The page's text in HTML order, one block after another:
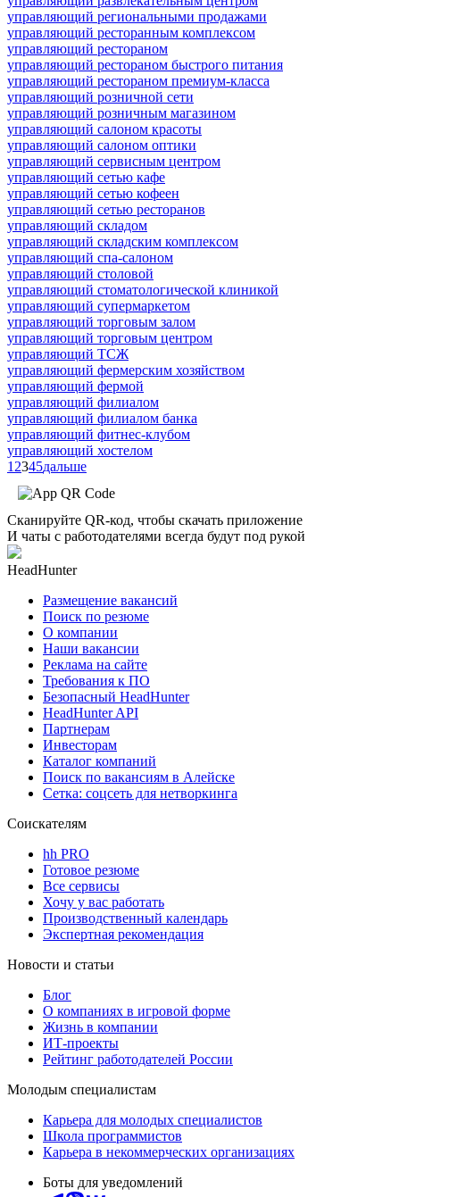
управляющий региональными продажами
управляющий ресторанным комплексом
управляющий рестораном
управляющий рестораном быстрого питания
управляющий рестораном премиум-класса
управляющий розничной сети
управляющий розничным магазином
управляющий салоном красоты
управляющий салоном оптики
управляющий сервисным центром
управляющий сетью кафе
управляющий сетью кофеен
управляющий сетью ресторанов
управляющий складом
управляющий складским комплексом
управляющий спа-салоном
управляющий столовой
управляющий стоматологической клиникой
управляющий супермаркетом
управляющий торговым залом
управляющий торговым центром
управляющий ТСЖ
управляющий фермерским хозяйством
управляющий фермой
управляющий филиалом
управляющий филиалом банка
управляющий фитнес-клубом
управляющий хостелом
1 2345дальше
Сканируйте QR-код, чтобы скачать приложение
И чаты с работодателями всегда будут под рукой
HeadHunter
Размещение вакансий
Поиск по резюме
О компании
Наши вакансии
Реклама на сайте
Требования к ПО
Безопасный HeadHunter
HeadHunter API
Партнерам
Инвесторам
Каталог компаний
Поиск по вакансиям в Алейске
Сетка: соцсеть для нетворкинга
Соискателям
hh PRO
Готовое резюме
Все сервисы
Хочу у вас работать
Производственный календарь
Экспертная рекомендация
Новости и статьи
Блог
О компаниях в игровой форме
Жизнь в компании
ИТ-проекты
Рейтинг работодателей России
Молодым специалистам
Карьера для молодых специалистов
Школа программистов
Карьера в некоммерческих организациях
Боты для уведомлений